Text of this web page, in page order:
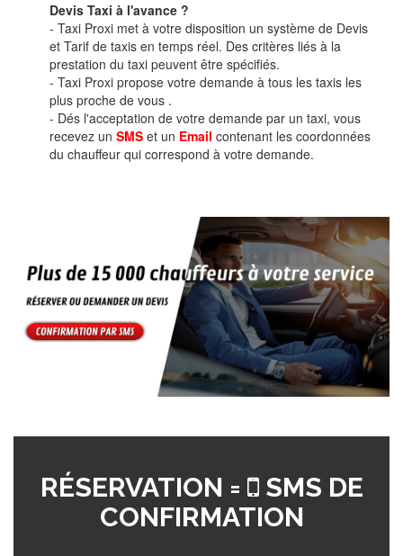
Devis Taxi à l'avance ?
- Taxi Proxi met à votre disposition un système de Devis
et Tarif de taxis en temps réel. Des critères liés à la
prestation du taxi peuvent être spécifiés.
- Taxi Proxi propose votre demande à tous les taxis les
plus proche de vous .
- Dés l'acceptation de votre demande par un taxi, vous
recevez un SMS et un Email contenant les coordonnées
du chauffeur qui correspond à votre demande.
RÉSERVATION =
SMS DE
CONFIRMATION